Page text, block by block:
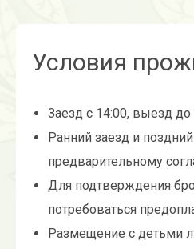
Условия
Заезд с 14:00, выезд до
Ранний заезд и
предварительному
Для подтверждения
потребоваться
Размещение с детьми